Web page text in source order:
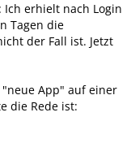
erhielt nach Login
Tagen die
der Fall ist. Jetzt
App" auf einer
die Rede ist: